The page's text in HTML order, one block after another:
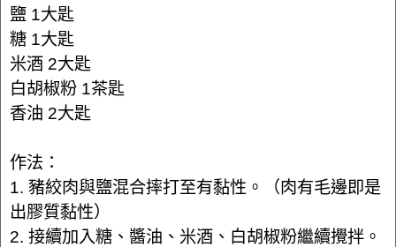
鹽 1大匙
糖 1大匙
米酒 2大匙
白胡椒粉 1茶匙
香油 2大匙
作法：
1. 豬絞肉與鹽混合摔打至有黏性。（肉有毛邊即是
出膠質黏性）
2. 接續加入糖、醬油、米酒、白胡椒粉繼續攪拌。